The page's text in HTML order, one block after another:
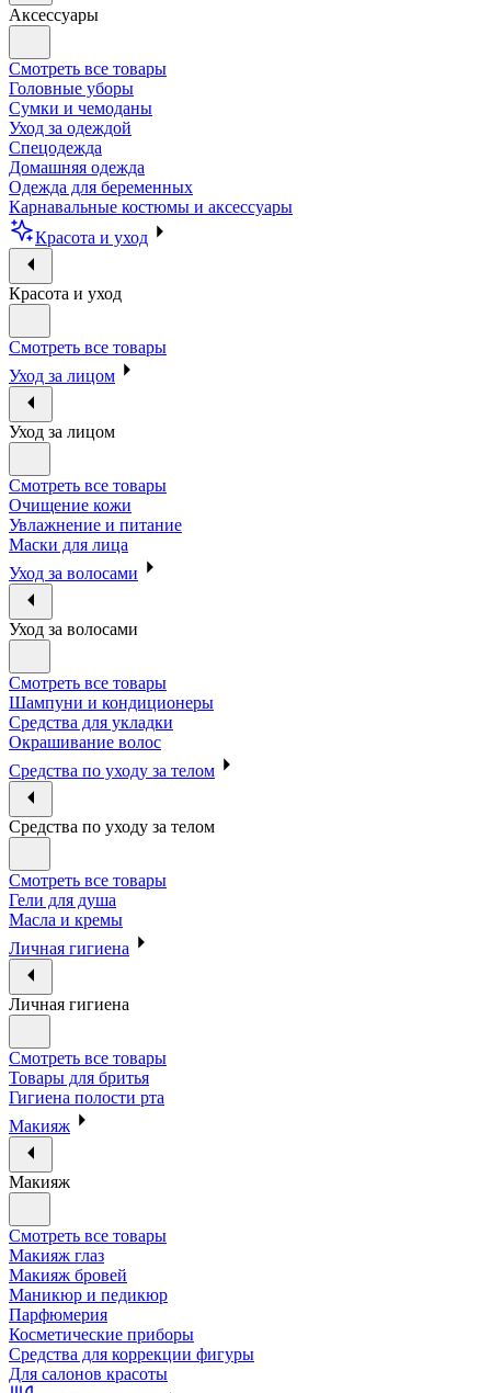
Аксессуары
Смотреть все товары
Головные уборы
Сумки и чемоданы
Уход за одеждой
Спецодежда
Домашняя одежда
Одежда для беременных
Карнавальные костюмы и аксессуары
Красота и уход
Красота и уход
Смотреть все товары
Уход за лицом
Уход за лицом
Смотреть все товары
Очищение кожи
Увлажнение и питание
Маски для лица
Уход за волосами
Уход за волосами
Смотреть все товары
Шампуни и кондиционеры
Средства для укладки
Окрашивание волос
Средства по уходу за телом
Средства по уходу за телом
Смотреть все товары
Гели для душа
Масла и кремы
Личная гигиена
Личная гигиена
Смотреть все товары
Товары для бритья
Гигиена полости рта
Макияж
Макияж
Смотреть все товары
Макияж глаз
Макияж бровей
Маникюр и педикюр
Парфюмерия
Косметические приборы
Средства для коррекции фигуры
Для салонов красоты